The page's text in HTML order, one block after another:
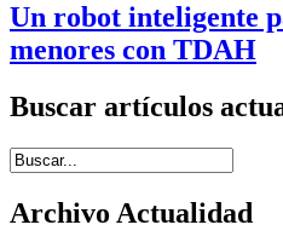
Un robot inteligente
menores con TDAH
Buscar artículos
Introduce términos de búsqueda
Archivo Actualidad